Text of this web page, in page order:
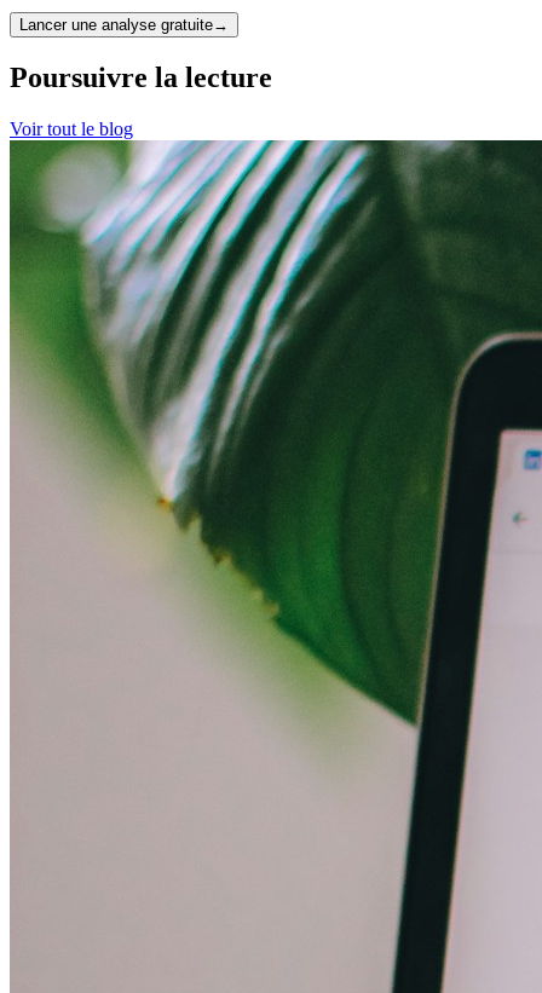
Lancer une analyse gratuite→
Poursuivre la lecture
Voir tout le blog